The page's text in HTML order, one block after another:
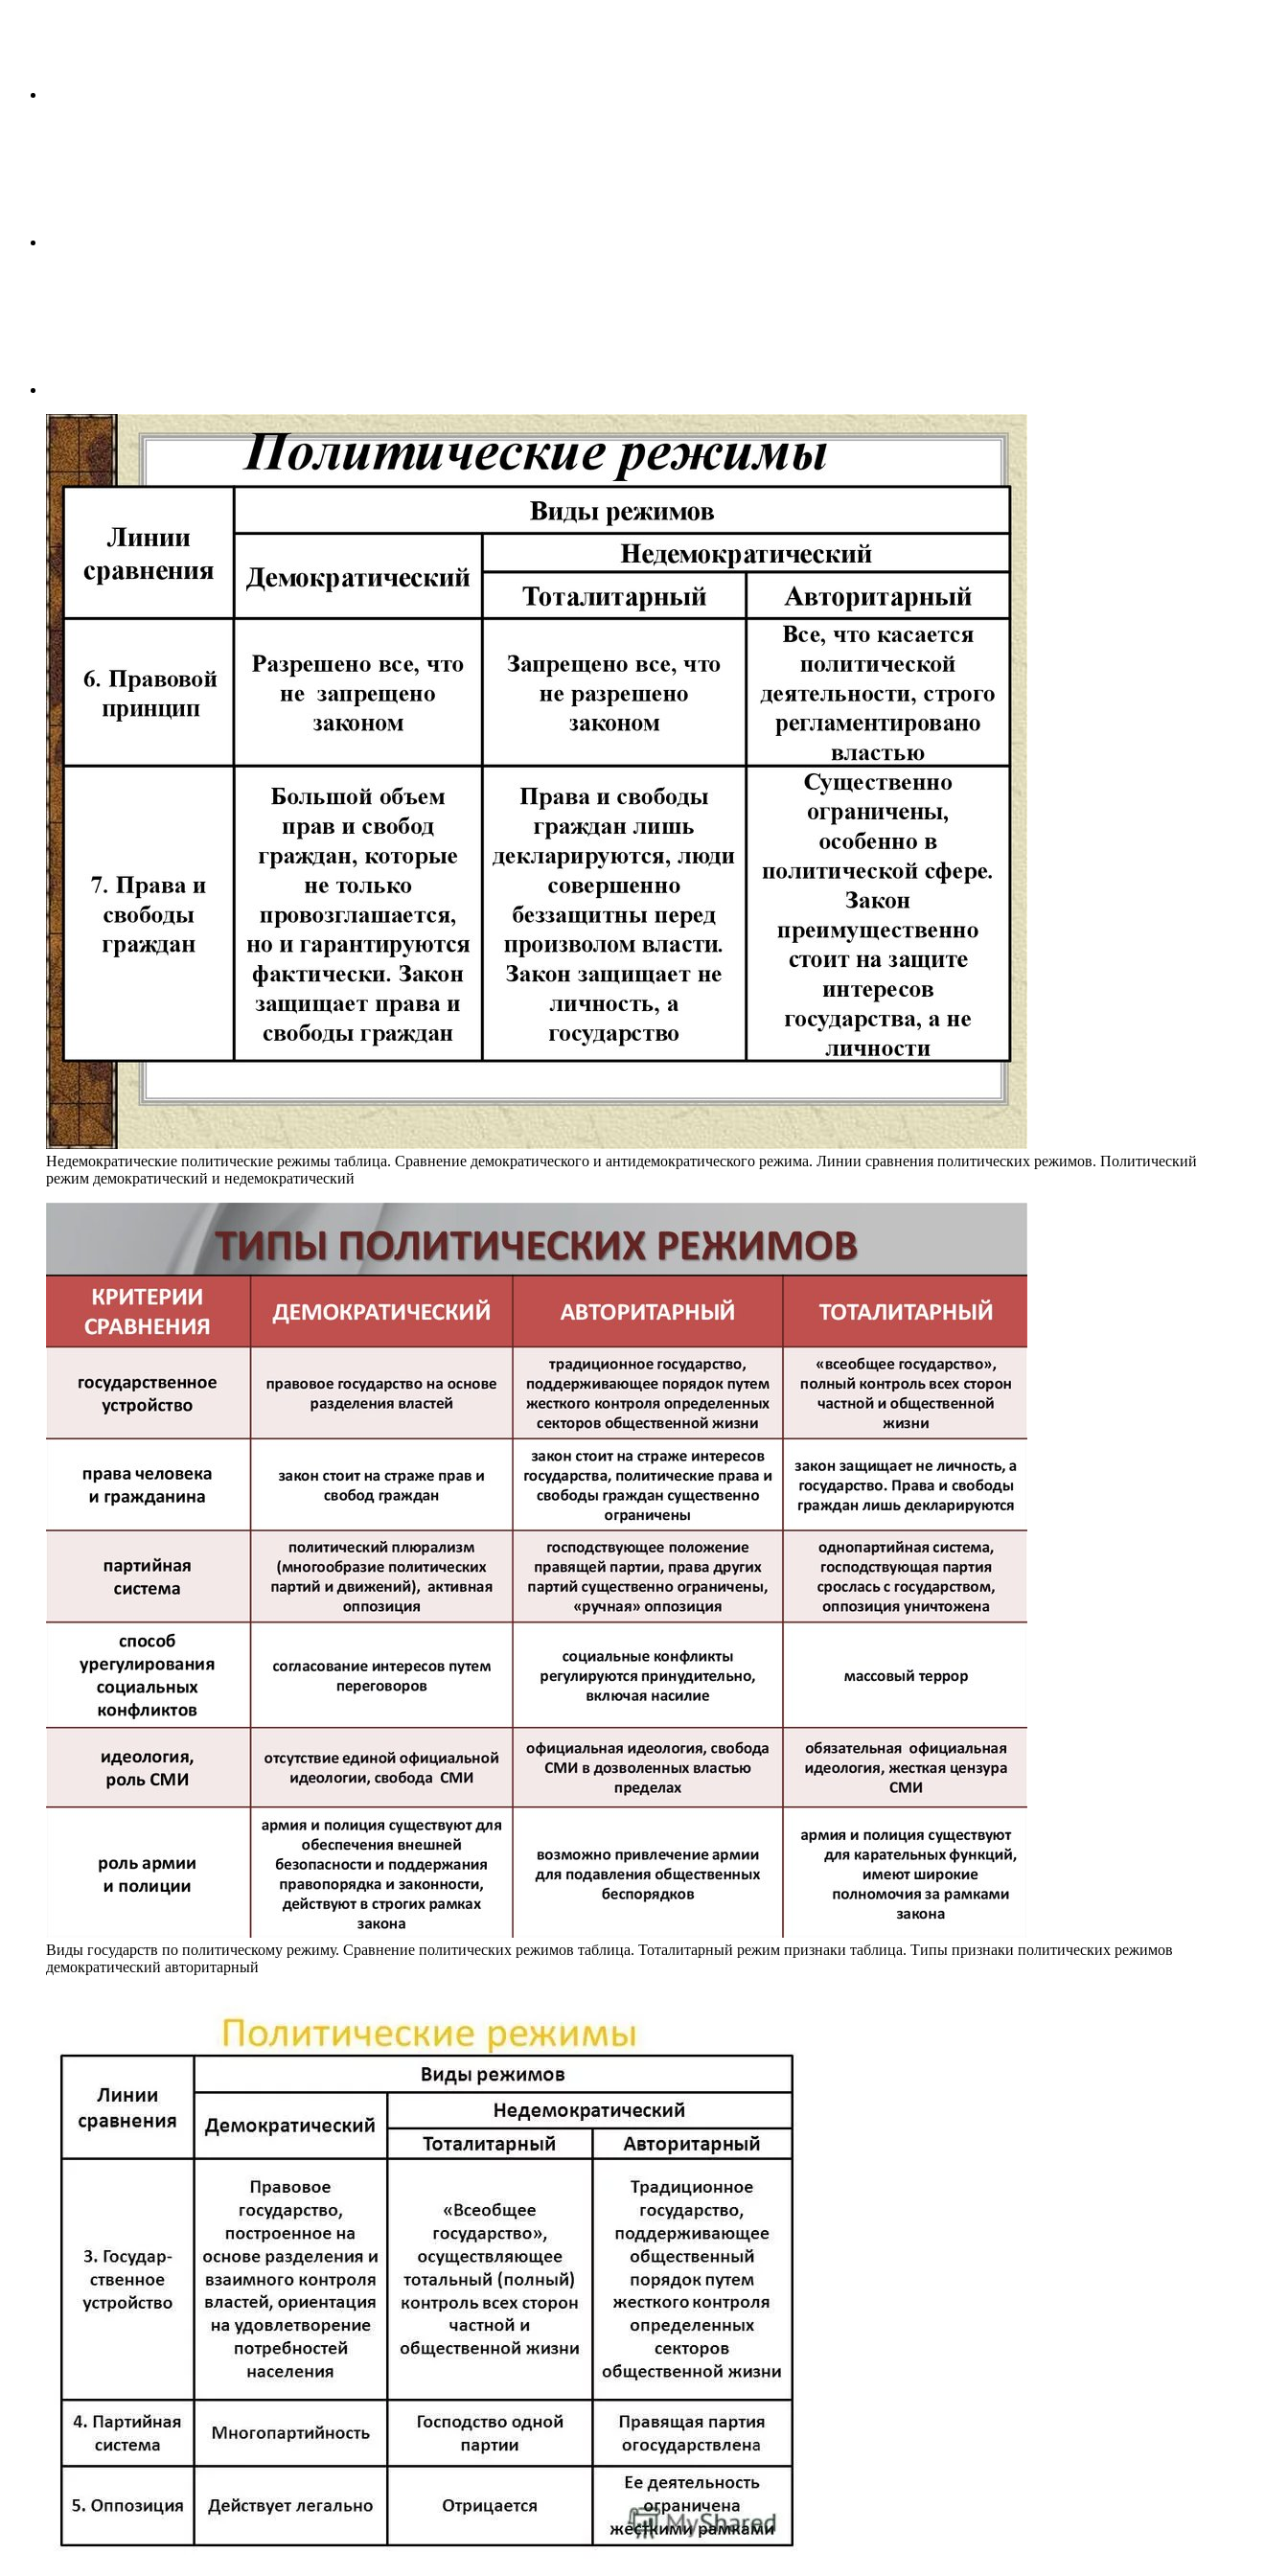
Недемократические политические режимы таблица. Сравнение демократического и антидемократического режима. Линии сравнения политических режимов. Политический
режим демократический и недемократический
Виды государств по политическому режиму. Сравнение политических режимов таблица. Тоталитарный режим признаки таблица. Типы признаки политических режимов
демократический авторитарный